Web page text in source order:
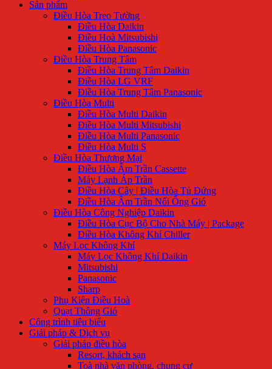
Sản phẩm
Điều Hòa Treo Tường
Điều Hòa Daikin
Điều Hoà Mitsubishi
Điều Hòa Panasonic
Điều Hòa Trung Tâm
Điều Hòa Trung Tâm Daikin
Điều Hòa LG VRF
Điều Hòa Trung Tâm Panasonic
Điều Hòa Multi
Điều Hòa Multi Daikin
Điều Hòa Multi Mitsubishi
Điều Hòa Multi Panasonic
Điều Hòa Multi S
Điều Hòa Thương Mại
Điều Hòa Âm Trần Cassette
Máy Lạnh Áp Trần
Điều Hòa Cây | Điều Hòa Tủ Đứng
Điều Hòa Âm Trần Nối Ống Gió
Điều Hòa Công Nghiệp Daikin
Điều Hòa Cục Bộ Cho Nhà Máy | Package
Điều Hòa Không Khí Chiller
Máy Lọc Không Khí
Máy Lọc Không Khí Daikin
Mitsubishi
Panasonic
Sharp
Phụ Kiện Điều Hoà
Quạt Thông Gió
Công trình tiêu biểu
Giải pháp & Dịch vụ
Giải pháp điều hòa
Resort, khách sạn
Toà nhà văn phòng, chung cư